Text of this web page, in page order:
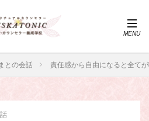
との会話 責任感から自由になると全て
たい、占い講座